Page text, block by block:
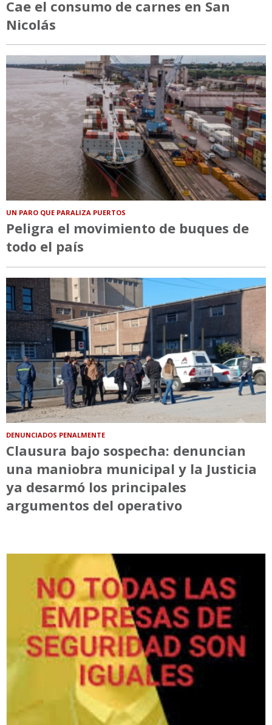
Cae el consumo de carnes en San
Nicolás
UN PARO QUE PARALIZA PUERTOS
Peligra el movimiento de buques de
todo el país
DENUNCIADOS PENALMENTE
Clausura bajo sospecha: denuncian
una maniobra municipal y la Justicia
ya desarmó los principales
argumentos del operativo